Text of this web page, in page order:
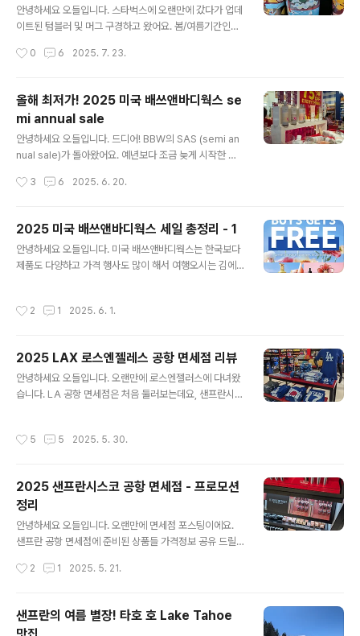
박 200달러 이하), 2. 최근 리뷰가 대부분 5점만점이었으
며, 3. 위치가 좋아서 짧은 체류기간에 효율적으로 시간을
엘레베이터가 있는 호텔은 정말 정말 드물더라고요. ..
안녕하세요 오들입니다. 스타벅스에 오랜만에 갔다가 업데
이트된 텀블러 및 머그 구경하고 왔어요. 봄/여름기간인데
무더기로 박힌 디자인이 유행하더니 올해는 극적으로 어른
아야 장사가 되는거겠죠. 화려한 형광색 및 신나는 패턴이
돋보이는 Farm RIO라는 브라질 브랜드와의 협업상품도
보여요. 가격은 25달러(+세금)부터 시작이고요, 한화로
하면 3만4천원이 훌쩍 넘네요. 가끔 연말에 텀블러 세일을
하는 지점도 있긴 하던데 이번엔 세일하는 제품은 없었어
랜드 텀블러들이 고급, 고가로 출시되고 있어서 상대적으
0 6 2025. 7. 23.
올해 최저가! 2025 미국 배쓰앤바디웍스 se
mi annual sale
안녕하세요 오들입니다. 드디어! BBW의 SAS (semi an
nual sale)가 돌아왔어요. 예년보다 조금 늦게 시작한 느
SAS는 말그대로 일년에 두번 (6월-7월에 한번, 12월-1
울 세일보다 여름 세일이 더 쇼핑하기 편하다고 생각되어
요. 겨울에는 아무래도 크리스마스 시즈널 제품이 많아서
일년 내내 쓰기에는 살짝 애매한 제품도 많거든요. 이번 세
일에서 가장 신기했던 점은 바로 이 캔들 가격이에요. 작년
BBW의 캔들이 가장 저렴한 날은 딱 한번 캔들데이 주말인
3 6 2025. 6. 20.
2025 미국 배쓰앤바디웍스 세일 총정리 - 1
안녕하세요 오들입니다. 미국 배쓰앤바디웍스는 한국보다
제품도 다양하고 가격 행사도 많이 해서 여행오시는 김에
이 없어서 답답하셨을 것 같아요. 결론부터 말씀드리면 리
종류의 프로모션이 어느 정도 빈도로 진행되는지 지금까지
의 경험을 토대로 공유드려 볼게요.먼저 가장 급한 소식부
터 전해드릴게요. 지금 진행되고 있는 3+3 프로모션인데
천드립니다. 3+3 프로모션은 꽤..
2 1 2025. 6. 1.
2025 LAX 로스엔젤레스 공항 면세점 리뷰
안녕하세요 오들입니다. 오랜만에 로스엔젤러스에 다녀왔
습니다. LA 공항 면세점은 처음 둘러보는데요, 샌프란시스
네(!)인만큼 색조 화장품 및 향수가 더 눈에 잘 띄게 진열된
용상품 같아요.토트백이 39달러, 작은 파우치가 30달러,
3+1 행사중입니다. 개인적으로는 트레이더조스 토트가 훨
씬 더 저렴하고 비슷하게 활용 가능하실 것 같은데요, 이건
지역 특색을 살린 디자인인 만큼 LA를 많이 좋아하신다면
서 가격대가 좀 있어요...
5 5 2025. 5. 30.
2025 샌프란시스코 공항 면세점 - 프로모션
정리
안녕하세요 오들입니다. 오랜만에 면세점 포스팅이에요.
샌프란 공항 면세점에 준비된 상품들 가격정보 공유 드릴
해드리는 편인데 이번에 보니 의외로 숨겨진 프로모션들이
면 가격이 두배이지만 급하신 경우에는 공항에서도 씨즈캔
디 See's candies 구매가 가능합니다. 요즘은 롤리팝이
2 1 2025. 5. 21.
샌프란의 여름 별장! 타호 호 Lake Tahoe